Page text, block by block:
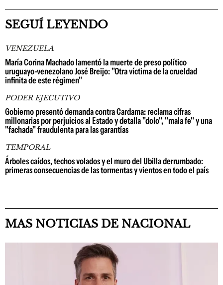
SEGUÍ LEYENDO
VENEZUELA
María Corina Machado lamentó la muerte de preso político
uruguayo-venezolano José Breijo: "Otra víctima de la crueldad
infinita de este régimen"
PODER EJECUTIVO
Gobierno presentó demanda contra Cardama: reclama cifras
millonarias por perjuicios al Estado y detalla "dolo", "mala fe" y una
"fachada" fraudulenta para las garantías
TEMPORAL
Árboles caídos, techos volados y el muro del Ubilla derrumbado:
primeras consecuencias de las tormentas y vientos en todo el país
MAS NOTICIAS DE NACIONAL